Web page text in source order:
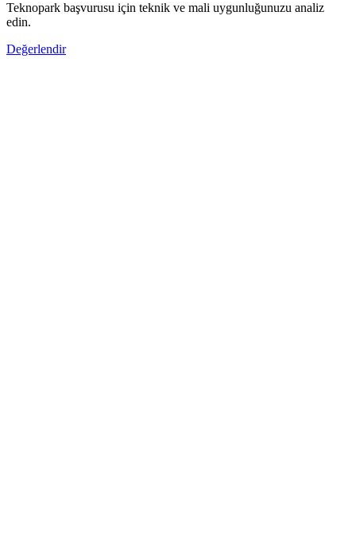
Teknopark başvurusu için teknik ve mali uygunluğunuzu analiz
edin.
Değerlendir